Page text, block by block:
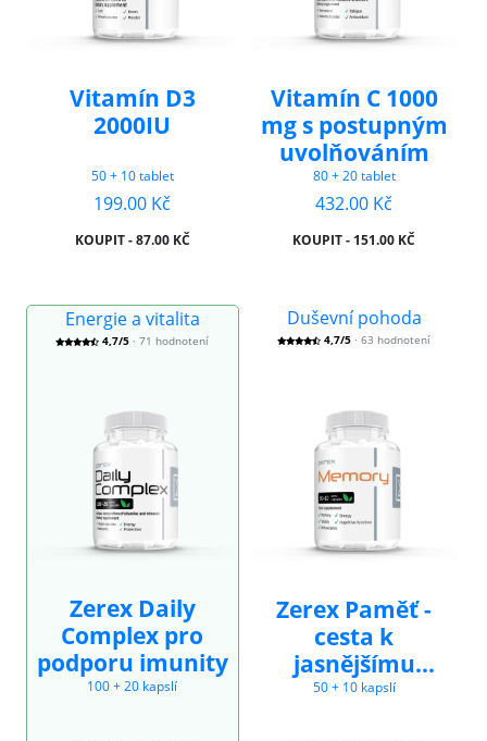
Vitamín D3
2000IU
50 + 10 tablet
199.00 Kč
KOUPIT - 87.00 KČ
Vitamín C 1000
mg s postupným
uvolňováním
80 + 20 tablet
432.00 Kč
KOUPIT - 151.00 KČ
Energie a vitalita
4,7/5 · 71 hodnotení
Zerex Daily
Complex pro
podporu imunity
100 + 20 kapslí
Duševní pohoda
4,7/5 · 63 hodnotení
Zerex Paměť -
cesta k
jasnějšímu
myšlení
50 + 10 kapslí